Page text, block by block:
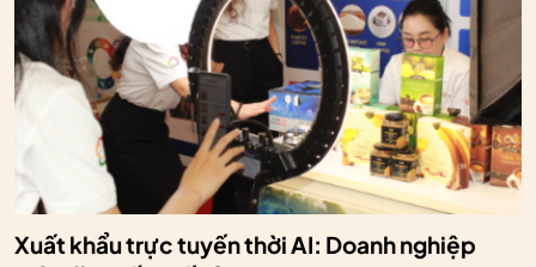
Xuất khẩu trực tuyến thời AI: Doanh nghiệp